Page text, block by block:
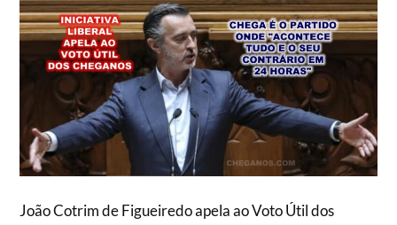
João Cotrim de Figueiredo apela ao Voto Útil dos